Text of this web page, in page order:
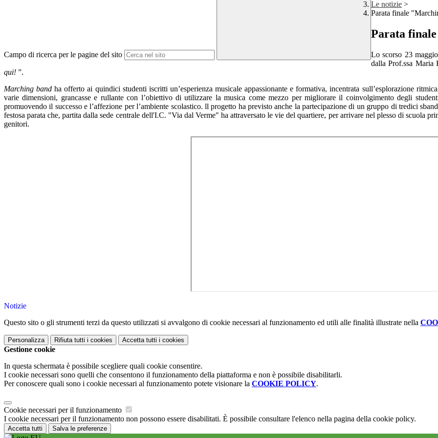
Campo di ricerca per le pagine del sito
Le notizie >
Parata finale
Parata
Lo scorso 23
dalla Prof.ssa
qui! ”.
Marching band ha offerto ai quindici studenti iscritti un’esperienza musicale appassionante e formativa, incentrata sull’esplorazione
varie dimensioni, grancasse e rullante con l’obiettivo di utilizzare la musica come mezzo per migliorare il coinvolgimento degli
promuovendo il successo e l’affezione per l’ambiente scolastico. ll progetto ha previsto anche la partecipazione di un gruppo di tredici
festosa parata che, partita dalla sede centrale dell'I.C. "Via dal Verme" ha attraversato le vie del quartiere, per arrivare nel plesso di scuola
genitori.
Notizie
Questo sito o gli strumenti terzi da questo utilizzati si avvalgono di cookie necessari al funzionamento ed utili alle finalità illustrate nella
Personalizza Rifiuta tutti i cookies Accetta tutti i cookies
Gestione cookie
In questa schermata è possibile scegliere quali cookie consentire.
I cookie necessari sono quelli che consentono il funzionamento della piattaforma e non è possibile disabilitarli.
Per conoscere quali sono i cookie necessari al funzionamento potete visionare la COOKIE POLICY.
Cookie necessari per il funzionamento
I cookie necessari per il funzionamento non possono essere disabilitati. È possibile consultare l'elenco nella pagina della cookie policy.
Accetta tutti Salva le preferenze